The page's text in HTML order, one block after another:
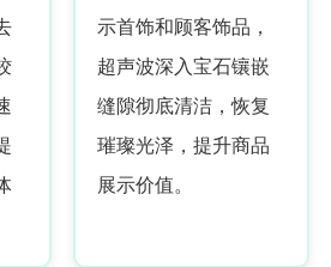
示首饰和顾客饰品，
超声波深入宝石镶嵌
缝隙彻底清洁，恢复
璀璨光泽，提升商品
展示价值。